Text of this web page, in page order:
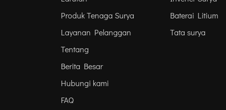
Produk Tenaga Surya
Layanan Pelanggan
Tentang
Berita Besar
Hubungi kami
FAQ
Baterai Litium
Tata surya